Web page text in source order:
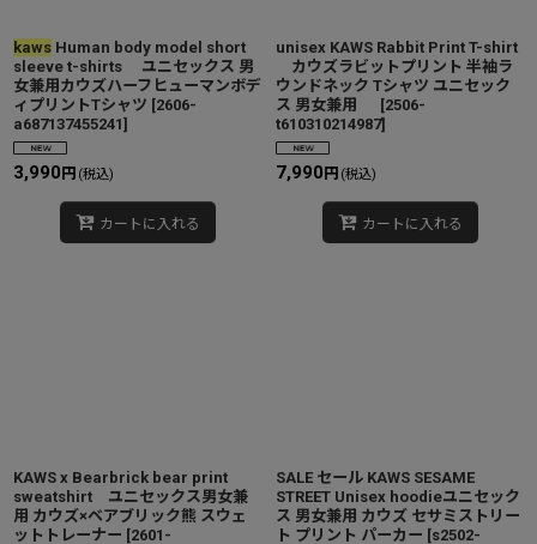
kaws Human body model short
sleeve t-shirts ユニセックス 男
女兼用カウズハーフヒューマンボデ
ィプリントTシャツ [2606-
a687137455241]
3,990 円 (税込)
カートに入れる
unisex KAWS Rabbit Print T-shirt
カウズラビットプリント 半袖ラ
ウンドネック Tシャツ ユニセック
ス 男女兼用
[2506-
t610310214987]
7,990 円 (税込)
カートに入れる
KAWS x Bearbrick bear print
sweatshirt ユニセックス男女兼
用 カウズ×ベアブリック熊 スウェ
ットトレーナー [2601-
SALE セール KAWS SESAME
STREET Unisex hoodieユニセック
ス 男女兼用 カウズ セサミストリー
ト プリント パーカー [s2502-